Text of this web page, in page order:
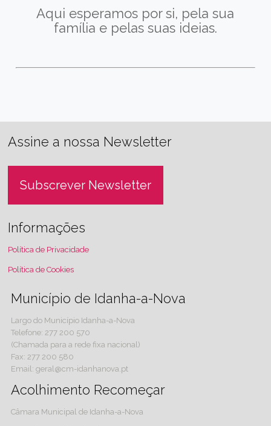
Aqui esperamos por si, pela sua
família e pelas suas ideias.
Assine a nossa Newsletter
Subscrever Newsletter
Informações
Política de Privacidade
Política de Cookies
Município de Idanha-a-Nova
Largo do Município Idanha-a-Nova
Telefone: 277 200 570
(Chamada para a rede fixa nacional)
Fax: 277 200 580
Email: geral@cm-idanhanova.pt
Acolhimento Recomeçar
Câmara Municipal de Idanha-a-Nova